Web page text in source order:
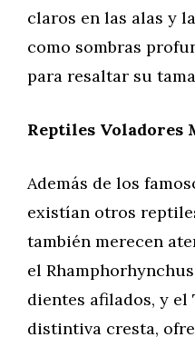
claros en las alas y
como sombras
para resaltar su
Reptiles Voladores
Además de los
existían otros
también merecen
el
dientes afilados, y el
distintiva cresta,